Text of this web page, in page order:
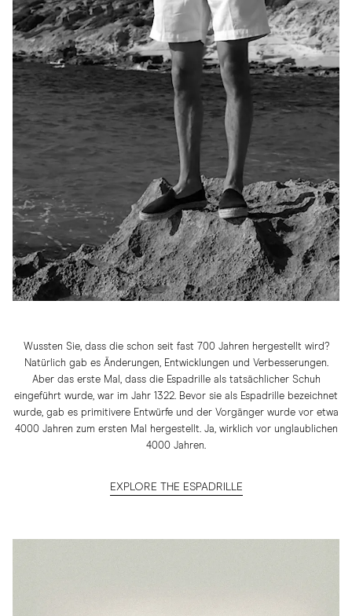
Wussten Sie, dass die schon seit fast 700 Jahren hergestellt wird?
Natürlich gab es Änderungen, Entwicklungen und Verbesserungen.
Aber das erste Mal, dass die Espadrille als tatsächlicher Schuh
eingeführt wurde, war im Jahr 1322. Bevor sie als Espadrille bezeichnet
wurde, gab es primitivere Entwürfe und der Vorgänger wurde vor etwa
4000 Jahren zum ersten Mal hergestellt. Ja, wirklich vor unglaublichen
4000 Jahren.
EXPLORE THE ESPADRILLE